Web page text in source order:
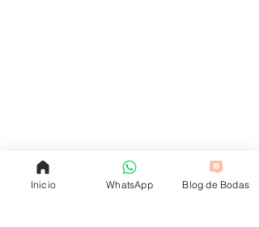
Inicio WhatsApp Blog de Bodas